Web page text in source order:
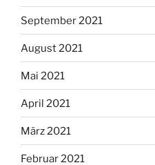
September 2021
August 2021
Mai 2021
April 2021
März 2021
Februar 2021